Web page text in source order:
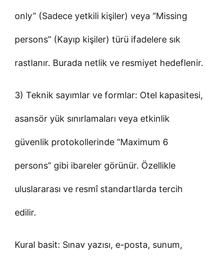
only” (Sadece yetkili kişiler) veya “Missing
persons” (Kayıp kişiler) türü ifadelere sık
rastlanır. Burada netlik ve resmiyet hedeflenir.
3) Teknik sayımlar ve formlar: Otel kapasitesi,
asansör yük sınırlamaları veya etkinlik
güvenlik protokollerinde “Maximum 6
persons” gibi ibareler görünür. Özellikle
uluslararası ve resmî standartlarda tercih
edilir.
Kural basit: Sınav yazısı, e-posta, sunum,